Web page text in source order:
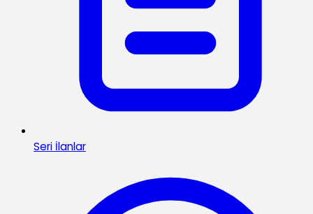
Seri İlanlar